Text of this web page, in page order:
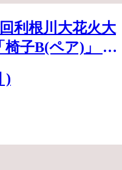
利根川大花火大
椅子B(ペア)」 ※
)